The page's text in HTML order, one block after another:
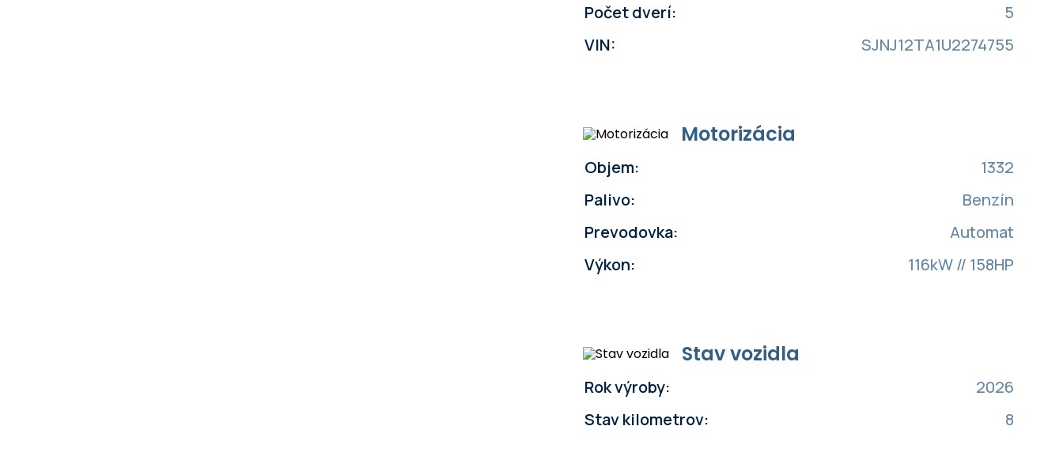
Počet dverí:
5
VIN:
SJNJ12TA1U2274755
Motorizácia
Objem:
1332
Palivo:
Benzín
Prevodovka:
Automat
Výkon:
116kW // 158HP
Stav vozidla
Rok výroby:
2026
Stav kilometrov:
8